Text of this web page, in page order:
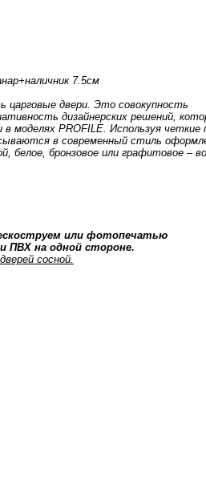
+наличник 7.5см
царговые двери. Это совокупность
дизайнерских решений,
моделях PROFILE. Используя четкие
в современный стиль
белое, бронзовое или графитовое –
или фотопечатью
ПВХ на одной стороне.
сосной.